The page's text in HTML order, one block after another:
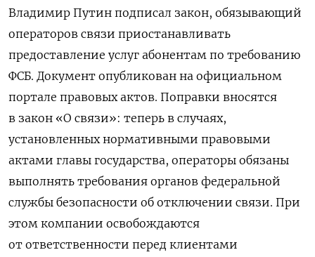
Владимир Путин подписал закон, обязывающий
операторов связи приостанавливать
предоставление услуг абонентам по требованию
ФСБ. Документ опубликован на официальном
портале правовых актов. Поправки вносятся
в закон «О связи»: теперь в случаях,
установленных нормативными правовыми
актами главы государства, операторы обязаны
выполнять требования органов федеральной
службы безопасности об отключении связи. При
этом компании освобождаются
от ответственности перед клиентами